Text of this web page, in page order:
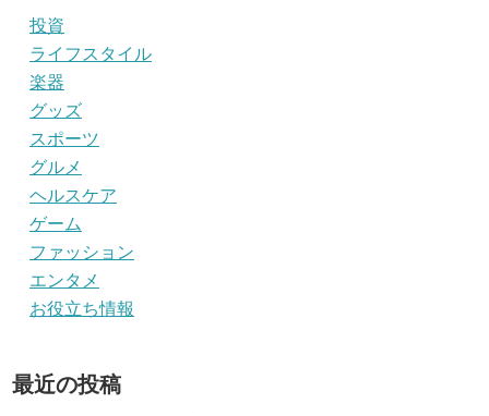
投資
ライフスタイル
楽器
グッズ
スポーツ
グルメ
ヘルスケア
ゲーム
ファッション
エンタメ
お役立ち情報
最近の投稿